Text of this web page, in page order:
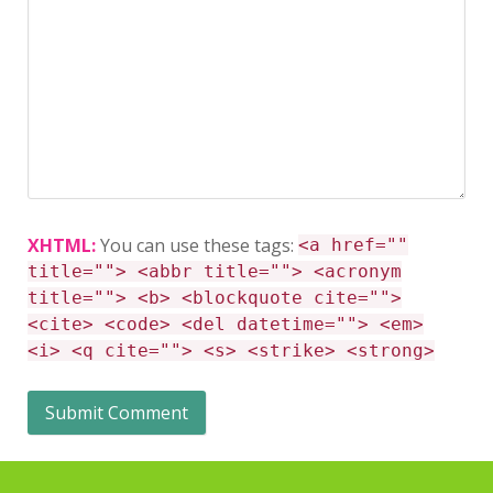
XHTML:You can use these tags: <a href=""
title=""> <abbr title=""> <acronym
title=""> <b> <blockquote cite="">
<cite> <code> <del datetime=""> <em>
<i> <q cite=""> <s> <strike> <strong>